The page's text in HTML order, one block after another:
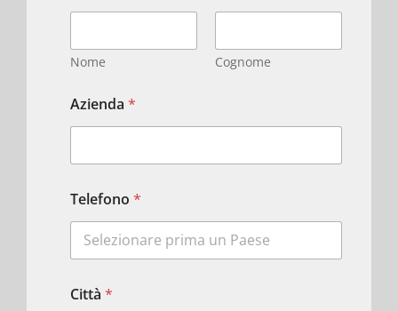
Nome Cognome
Azienda *
Telefono *
Città *